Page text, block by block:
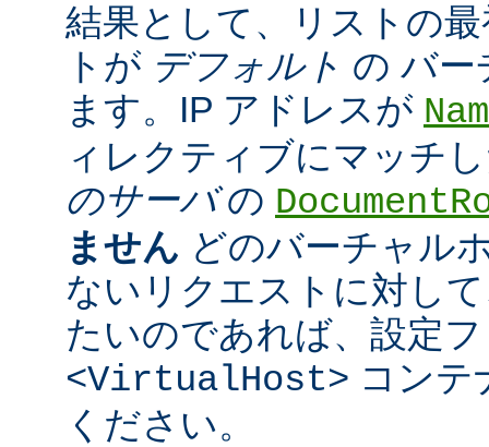
結果として、リストの
トが デフォルト の バー
ます。IP アドレスが
ィレクティブにマッチ
のサーバの
ません どのバーチャル
ないリクエストに対し
たいのであれば、設定
<VirtualHost> コンテ
ください。